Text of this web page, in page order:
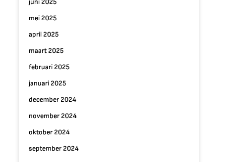
juni 2025
mei 2025
april 2025
maart 2025
februari 2025
januari 2025
december 2024
november 2024
oktober 2024
september 2024